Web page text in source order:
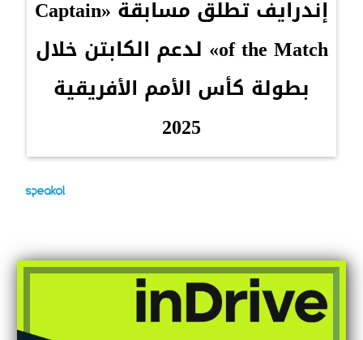
إندرايف تطلق مسابقة «Captain
of the Match» لدعم الكابتن خلال
بطولة كأس الأمم الأفريقية
2025